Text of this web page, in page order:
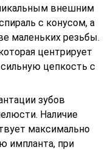
внешним
с конусом, а
маленьких резьбы.
центрирует
цепкость с
зубов
Наличие
максимально
импланта, при